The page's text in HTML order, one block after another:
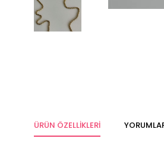
ÜRÜN ÖZELLIKLERI